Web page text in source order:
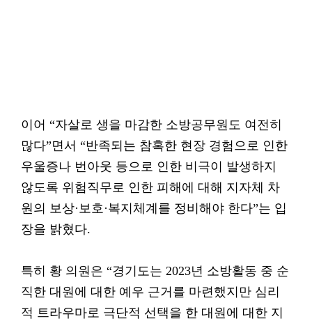
이어 “자살로 생을 마감한 소방공무원도 여전히
많다”면서 “반족되는 참혹한 현장 경험으로 인한
우울증나 번아웃 등으로 인한 비극이 발생하지
않도록 위험직무로 인한 피해에 대해 지자체 차
원의 보상·보호·복지체계를 정비해야 한다”는 입
장을 밝혔다.
특히 황 의원은 “경기도는 2023년 소방활동 중 순
직한 대원에 대한 예우 근거를 마련했지만 심리
적 트라우마로 극단적 선택을 한 대원에 대한 지